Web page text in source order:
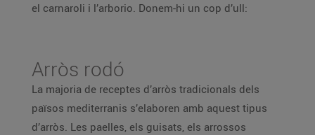
el carnaroli i l’arborio. Donem-hi un cop d’ull:
Arròs rodó
La majoria de receptes d’arròs tradicionals dels
països mediterranis s’elaboren amb aquest tipus
d’arròs. Les paelles, els guisats, els arrossos